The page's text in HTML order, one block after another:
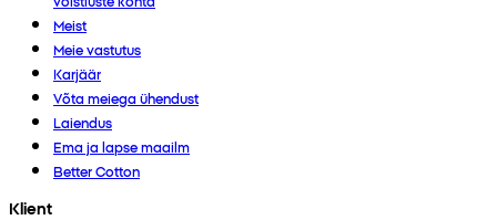
Meist
Meie vastutus
Karjäär
Võta meiega ühendust
Laiendus
Ema ja lapse maailm
Better Cotton
Klient